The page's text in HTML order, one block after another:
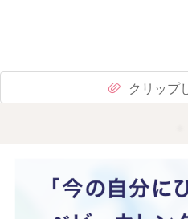
クリップ